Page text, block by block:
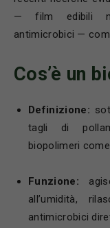
— film edibili
antimicrobici —
Cos’è un
Definizione:
tagli di
biopolimeri
Funzione:
all’umidità,
antimicrobici